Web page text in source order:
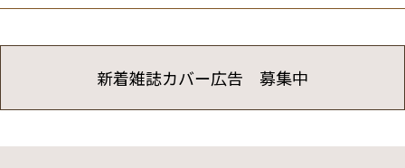
新着雑誌カバー広告 募集中